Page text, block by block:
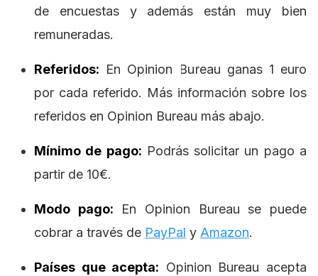
de encuestas y además están muy bien
remuneradas.
Referidos: En Opinion Bureau ganas 1 euro
por cada referido. Más información sobre los
referidos en Opinion Bureau más abajo.
Mínimo de pago: Podrás solicitar un pago a
partir de 10€.
Modo pago: En Opinion Bureau se puede
cobrar a través de PayPal y Amazon.
Países que acepta: Opinion Bureau acepta